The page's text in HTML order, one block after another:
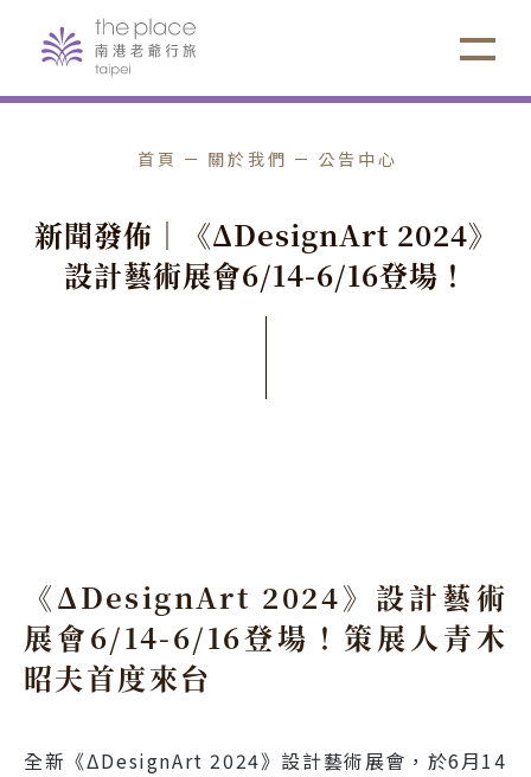
首頁 關於我們 公告中心
新聞發佈 ｜ 《ΔDesignArt 2024》
設計藝術展會6/14-6/16登場 ！
《ΔDesignArt 2024》設計藝術
展會6/14-6/16登場！策展人青木
昭夫首度來台
全新《ΔDesignArt 2024》設計藝術展會，於6月14